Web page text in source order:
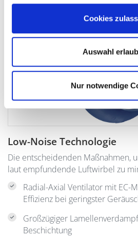
Cookies
Auswahl
Nur notwendige
Low-Noise Technologie
Die entscheidenden Maßnahmen,
laut empfundende Luftwirbel zu
Radial-Axial Ventilator mit EC-
Effizienz bei geringster
Großzügiger
Beschichtung